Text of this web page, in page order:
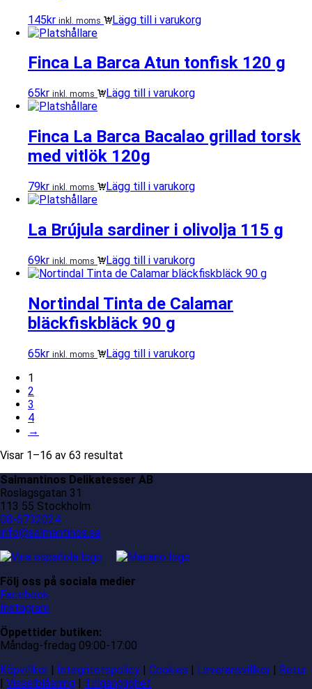
145kr inkl. moms Lägg till i varukorg
Finca La Barca Atun tonfisk 120 g
65kr inkl. moms Lägg till i varukorg
Finca La Barca Bacalao grillad torsk
med vitlök 120g
79kr inkl. moms Lägg till i varukorg
La Brújula sardiner i olivolja 115 g
69kr inkl. moms Lägg till i varukorg
Nortindal Tinta de Calamar
bläckfiskbläck 90 g
65kr inkl. moms
Lägg till i varukorg
1
2
3
4
→
Visar 1–16 av 63 resultat
Salmantinos Delikatesser AB
Roslagsgatan 31
113 55 Stockholm
08-6732024
info@salmantinos.se
Följ oss på sociala medier
Facebook
Instagram
Öppettider butiken:
Måndag-fredag 09:00-17:00
Köpvillkor | Integritetspolicy | Cookies | Leveransvillkor | Retur
| Visselblåsning | Tillgänglighet